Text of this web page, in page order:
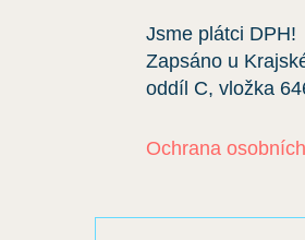
Jsme plátci DPH!
Zapsáno u
oddíl C, vložka
Ochrana